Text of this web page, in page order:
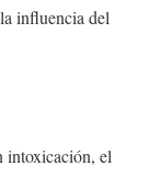
influencia del
intoxicación, el